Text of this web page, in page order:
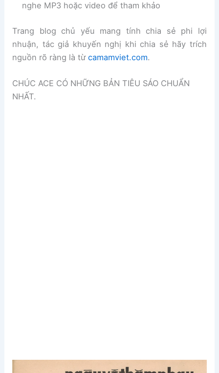
nghe MP3 hoặc video để tham khảo
Trang blog chủ yếu mang tính chia sẻ phi lợi
nhuận, tác giả khuyến nghị khi chia sẻ hãy trích
nguồn rõ ràng là từcamamviet.com.
CHÚC ACE CÓ NHỮNG BẢN TIÊU SÁO CHUẨN
NHẤT.